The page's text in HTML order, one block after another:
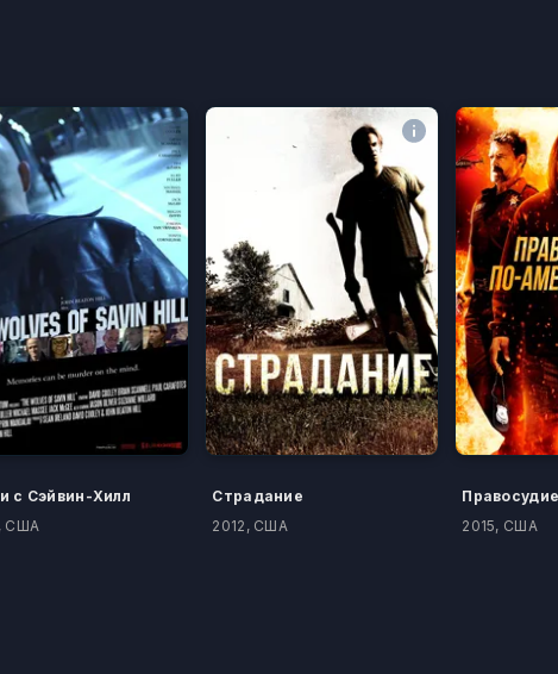
с Сэйвин-Хилл
США
Страдание
2012, США
2015, США